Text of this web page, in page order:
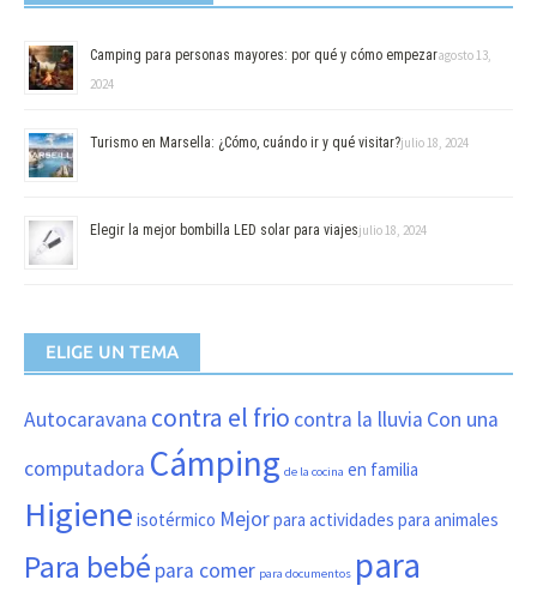
Camping para personas mayores: por qué y cómo empezaragosto 13,
2024
Turismo en Marsella: ¿Cómo, cuándo ir y qué visitar?julio 18, 2024
Elegir la mejor bombilla LED solar para viajesjulio 18, 2024
ELIGE UN TEMA
Autocaravana contra el frio contra la lluvia Con una
computadora Cámping de la cocina en familia
Higiene isotérmico Mejorpara actividades para animales
Para bebé para comer para documentos para